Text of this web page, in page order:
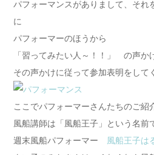
パフォーマンスがありまして、それ
に
パフォーマーのほうから
「習ってみたい人～！！」 の声か
その声かけに従って参加表明をして
ここでパフォーマーさんたちのご紹
風船講師は「風船王子」という名前
週末風船パフォーマー
風船王子は